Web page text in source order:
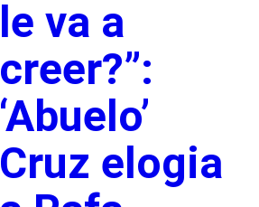
le va a
creer?”:
‘Abuelo’
Cruz elogia